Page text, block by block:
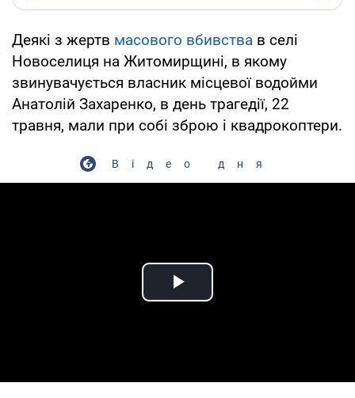
Деякі з жертв масового вбивства в селі
Новоселиця на Житомирщині, в якому
звинувачується власник місцевої водойми
Анатолій Захаренко, в день трагедії, 22
травня, мали при собі зброю і квадрокоптери.
Відео дня
Play Video